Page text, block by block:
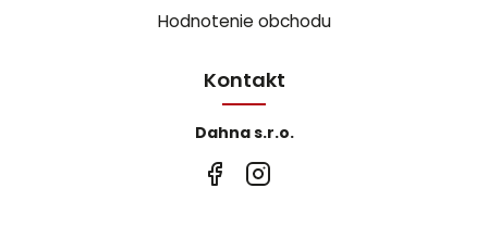
Hodnotenie obchodu
Kontakt
Dahna s.r.o.